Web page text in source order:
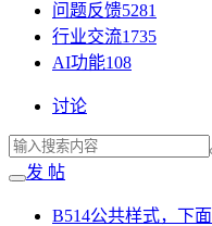
问题反馈5281
行业交流1735
AI功能108
讨论
发 帖
B514公共样式，下